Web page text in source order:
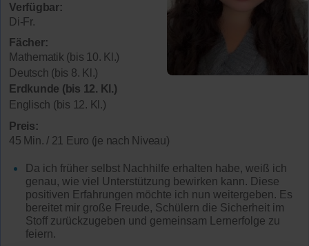
Verfügbar:
Di-Fr.
Fächer:
Mathematik (bis 10. Kl.)
Deutsch (bis 8. Kl.)
Erdkunde (bis 12. Kl.)
Englisch (bis 12. Kl.)
Preis:
45 Min. / 21 Euro (je nach Niveau)
Da ich früher selbst Nachhilfe erhalten habe, weiß ich
genau, wie viel Unterstützung bewirken kann. Diese
positiven Erfahrungen möchte ich nun weitergeben. Es
bereitet mir große Freude, Schülern die Sicherheit im
Stoff zurückzugeben und gemeinsam Lernerfolge zu
feiern.